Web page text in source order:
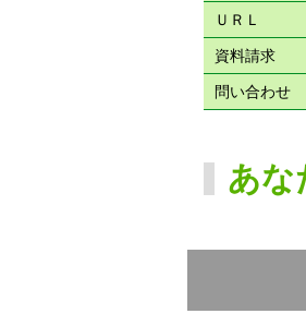
ＵＲＬ
資料請求
問い合わせ
あな